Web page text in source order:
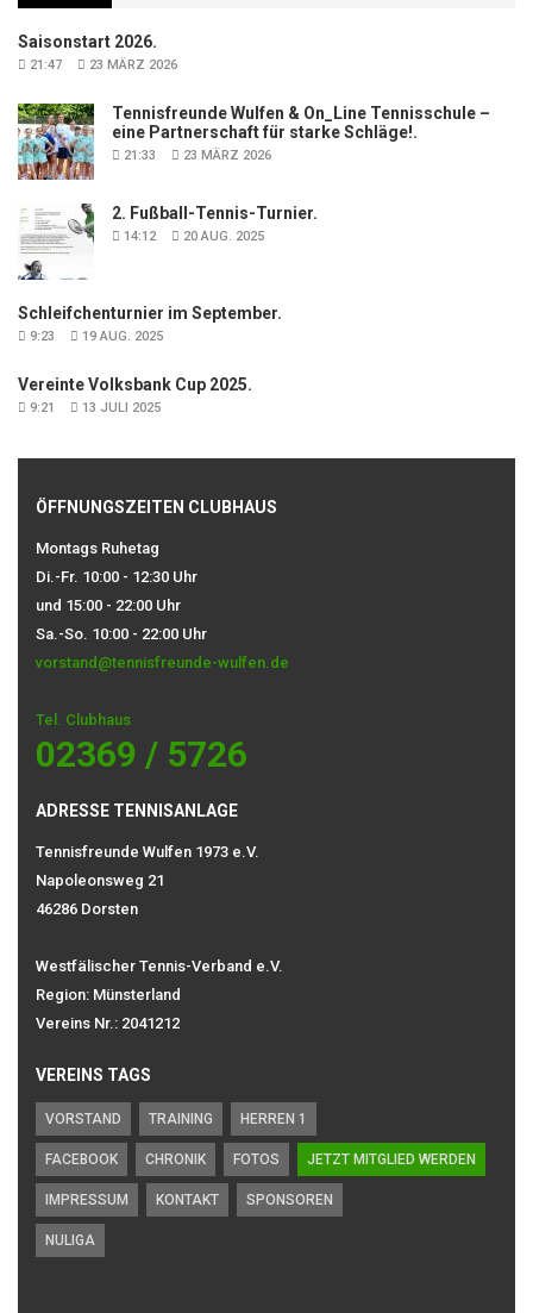
Saisonstart 2026.
21:47 23 MÄRZ 2026
Tennisfreunde Wulfen & On_Line Tennisschule –
eine Partnerschaft für starke Schläge!.
21:33 23 MÄRZ 2026
2. Fußball-Tennis-Turnier.
14:12 20 AUG. 2025
Schleifchenturnier im September.
9:23 19 AUG. 2025
Vereinte Volksbank Cup 2025.
9:21 13 JULI 2025
ÖFFNUNGSZEITEN CLUBHAUS
Montags Ruhetag
Di.-Fr. 10:00 - 12:30 Uhr
und 15:00 - 22:00 Uhr
Sa.-So. 10:00 - 22:00 Uhr
vorstand@tennisfreunde-wulfen.de
Tel. Clubhaus
02369 / 5726
ADRESSE TENNISANLAGE
Tennisfreunde Wulfen 1973 e.V.
Napoleonsweg 21
46286 Dorsten
Westfälischer Tennis-Verband e.V.
Region: Münsterland
Vereins Nr.: 2041212
VEREINS TAGS
VORSTAND TRAINING HERREN 1
FACEBOOK CHRONIK FOTOS JETZT MITGLIED WERDEN
IMPRESSUM KONTAKT SPONSOREN
NULIGA